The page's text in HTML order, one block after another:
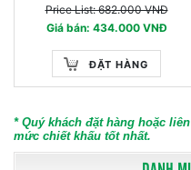
Price List: 682.000 VNĐ
Giá bán: 434.000 VNĐ
ĐẶT HÀNG
* Quý khách đặt hàng hoặc
mức chiết khấu tốt nhất.